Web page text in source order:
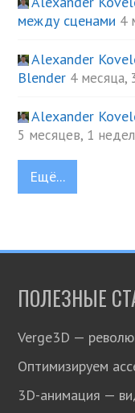
между сценами 4
Alexander
Blender 4 месяца,
Alexander
5 месяцев, 1
Ещё...
ПОЛЕЗНЫЕ
Verge3D —
Оптимизируем
3D-анимация —